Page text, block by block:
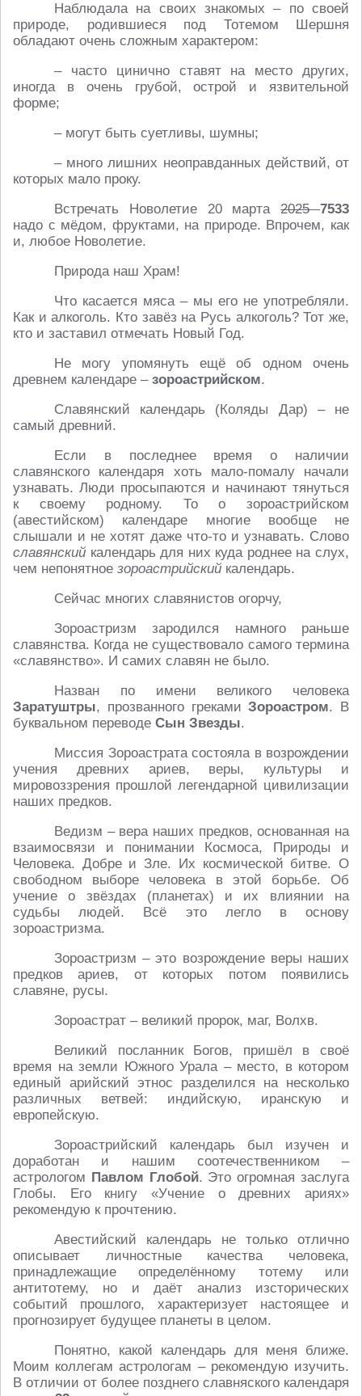
Наблюдала на своих знакомых – по своей
природе, родившиеся под Тотемом Шершня
обладают очень сложным характером:
– часто цинично ставят на место других,
иногда в очень грубой, острой и язвительной
форме;
– могут быть суетливы, шумны;
– много лишних неоправданных действий, от
которых мало проку.
Встречать Новолетие 20 марта20257533
надо с мёдом, фруктами, на природе. Впрочем, как
и, любое Новолетие.
Природа наш Храм!
Что касается мяса – мы его не употребляли.
Как и алкоголь. Кто завёз на Русь алкоголь? Тот же,
кто и заставил отмечать Новый Год.
Не могу упомянуть ещё об одном очень
древнем календаре – зороастрийском.
Славянский календарь (Коляды Дар) – не
самый древний.
Если в последнее время о наличии
славянского календаря хоть мало-помалу начали
узнавать. Люди просыпаются и начинают тянуться
к своему родному. То о зороастрийском
(авестийском) календаре многие вообще не
слышали и не хотят даже что-то и узнавать. Слово
славянский календарь для них куда роднее на слух,
чем непонятное зороастрийский календарь.
Сейчас многих славянистов огорчу,
Зороастризм зародился намного раньше
славянства. Когда не существовало самого термина
«славянство». И самих славян не было.
Назван по имени великого человека
Заратуштры, прозванного грекамиЗороастром. В
буквальном переводе Сын Звезды.
Миссия Зороастрата состояла в возрождении
учения древних ариев, веры, культуры и
мировоззрения прошлой легендарной цивилизации
наших предков.
Ведизм – вера наших предков, основанная на
взаимосвязи и понимании Космоса, Природы и
Человека. Добре и Зле. Их космической битве. О
свободном выборе человека в этой борьбе. Об
учение о звёздах (планетах) и их влиянии на
судьбы людей. Всё это легло в основу
зороастризма.
Зороастризм – это возрождение веры наших
предков ариев, от которых потом появились
славяне, русы.
Зороастрат – великий пророк, маг, Волхв.
Великий посланник Богов, пришёл в своё
время на земли Южного Урала – место, в котором
единый арийский этнос разделился на несколько
различных ветвей: индийскую, иранскую и
европейскую.
Зороастрийский календарь был изучен и
доработан и нашим соотечественником –
астрологом Павлом Глобой. Это огромная заслуга
Глобы. Его книгу «Учение о древних ариях»
рекомендую к прочтению.
Авестийский календарь не только отлично
описывает личностные качества человека,
принадлежащие определённому тотему или
антитотему, но и даёт анализ изсторических
событий прошлого, характеризует настоящее и
прогнозирует будущее планеты в целом.
Понятно, какой календарь для меня ближе.
Моим коллегам астрологам – рекомендую изучить.
В отличии от более позднего славняского календаря